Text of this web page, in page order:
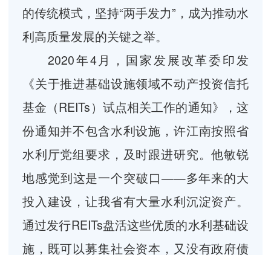
的传统模式，坚持“两手发力”，成为推动水
利高质量发展的关键之举。
2020年4月，国家发展改革委印发
《关于推进基础设施领域不动产投资信托
基金（REITs）试点相关工作的通知》，这
份通知并不包含水利设施，许江南按照省
水利厅党组要求，及时跟进研究。他敏锐
地感觉到这是一个突破口——多年来的大
投入建设，让我省有大量水利沉淀资产。
通过发行REITs盘活这些优质的水利基础设
施，既可以募集社会资本，又没有政府债